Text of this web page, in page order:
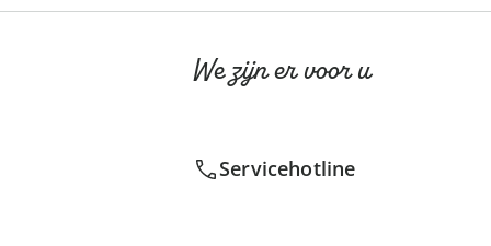
We zijn er voor u
Servicehotline